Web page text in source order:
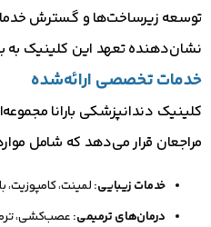
توسعه زیرساخت‌ها و گسترش
نشان‌دهنده تعهد این کلینیک به
خدمات تخصصی ارائه‌شده
کلینیک دندانپزشکی بارانا
مراجعان قرار می‌دهد که شامل
خدمات زیبایی: لمینت، کامپوزیت،
درمان‌های ترمیمی: عصب‌کشی،